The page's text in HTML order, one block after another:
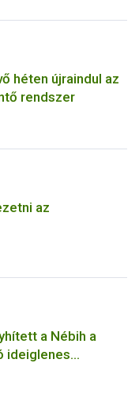
héten újraindul az
rendszer
az
a Nébih a
ideiglenes